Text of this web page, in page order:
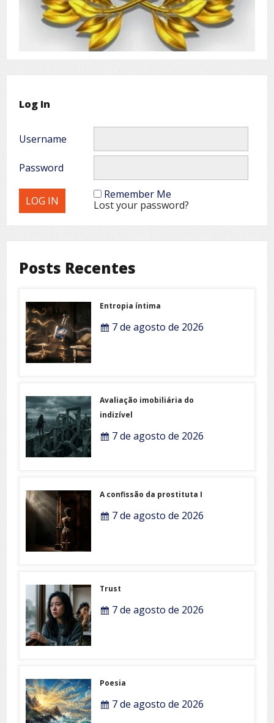
Log In
Username
Password
Remember Me
Lost your password?
Posts Recentes
Entropia íntima
7 de agosto de 2026
Avaliação imobiliária do
indizível
7 de agosto de 2026
A confissão da prostituta I
7 de agosto de 2026
Trust
7 de agosto de 2026
Poesia
7 de agosto de 2026